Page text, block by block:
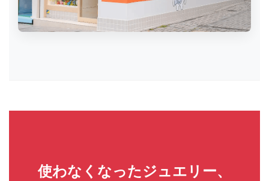
使わなくなったジュエリー、